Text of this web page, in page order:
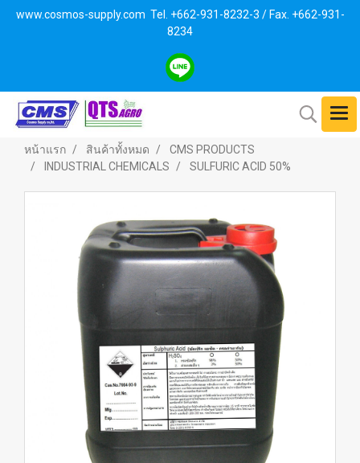
www.cosmos-supply.com Tel. +662-931-8232-3 / Fax. +662-931-
8234
หน้าแรก สินค้าทั้งหมด
CMS PRODUCTS
INDUSTRIAL CHEMICALS
SULFURIC ACID 50%